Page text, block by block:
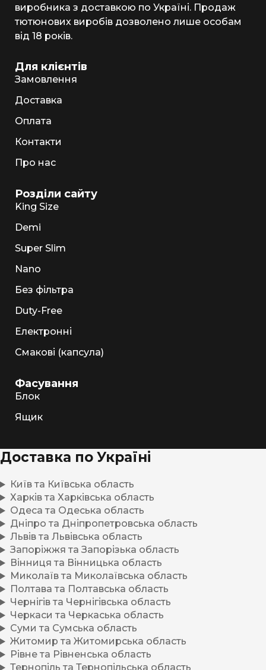
виробника з доставкою по Україні. Продаж
тютюнових виробів дозволено лише особам
від 18 років.
Для клієнтів
Замовлення
Доставка
Оплата
Контакти
Про нас
Розділи сайту
King Size
Demi
Super Slim
Nano
Без фільтра
Duty-Free
Електронні
Смакові (капсула)
Фасування
Блок
Ящик
Доставка по Україні
Київ та Київська область
Харків та Харківська область
Одеса та Одеська область
Дніпро та Дніпропетровська область
Львів та Львівська область
Запоріжжя та Запорізька область
Вінниця та Вінницька область
Миколаїв та Миколаївська область
Полтава та Полтавська область
Чернігів та Чернігівська область
Черкаси та Черкаська область
Суми та Сумська область
Житомир та Житомирська область
Рівне та Рівненська область
Тернопіль та Тернопільська область